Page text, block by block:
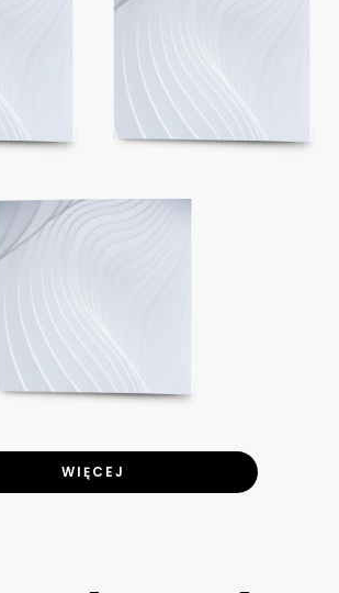
WIĘCEJ